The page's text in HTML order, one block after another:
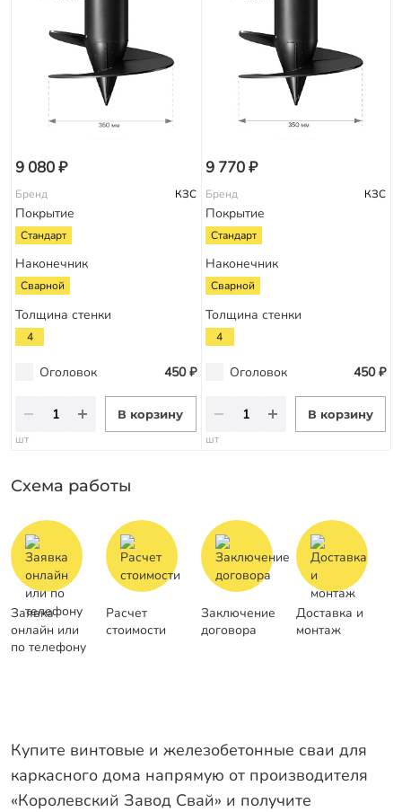
9 080 ₽
Бренд КЗС
Покрытие
Стандарт
Наконечник
Сварной
Толщина стенки
4
Оголовок 450 ₽
В корзину
шт
9 770 ₽
Бренд КЗС
Покрытие
Стандарт
Наконечник
Сварной
Толщина стенки
4
Оголовок 450 ₽
В корзину
шт
Схема работы
Заявка
онлайн или
по телефону
Расчет
стоимости
Заключение
договора
Доставка и
монтаж
Купите винтовые и железобетонные сваи для
каркасного дома напрямую от производителя
«Королевский Завод Свай» и получите